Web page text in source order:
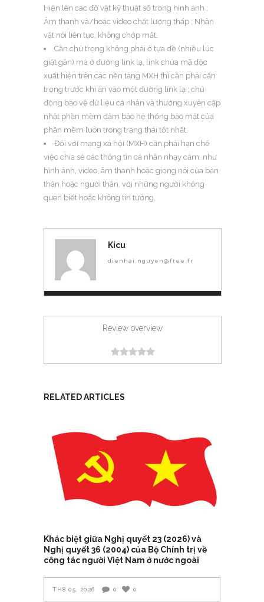
Hiện lên các đồ vật kỹ thuật số trong hình ảnh ;
Âm thanh và/hoặc video chất lượng thấp ; Nhân
vật nói liên tục, không chớp mắt.
Cần chú trọng không phải ở tựa đề (nhiều lúc
giật gân) mà ở đường link lạ, link chứa mã độc
xuất hiện trên các nền tảng MXH thì cần phải cẩn
trọng trước khi ấn vào một đường link lạ ; chủ
động bảo vệ dữ liệu cá nhân và thường xuyên cập
nhật phần mềm đảm bảo hệ thống bảo mật của
phần mềm luôn trong trạng thái tốt nhất.
Đối với mạng xá hội (MXH) cần phải hạn chế
việc chia sẻ các thông tin cá nhân nhạy cảm, như
hình ảnh, video, âm thanh hoặc giọng nói của bản
thân hoặc người thân, với những người không
quen biết hoặc không tin tưởng.
Kicu
dienhai.nguyen@free.fr
Review overview
RELATED ARTICLES
Khác biệt giữa Nghị quyết 23 (2026) và
Nghị quyết 36 (2004) của Bộ Chính trị về
công tác người Việt Nam ở nước ngoài
TH8 05, 2026 0 0